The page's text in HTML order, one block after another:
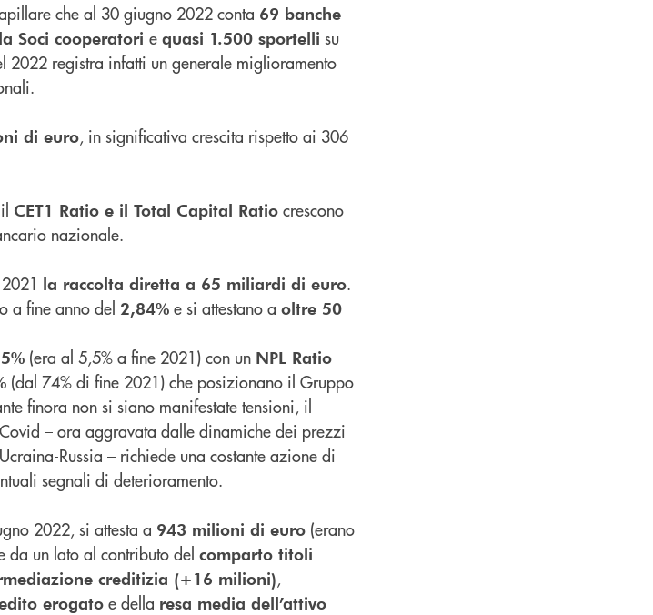
che al 30 giugno 2022 conta 69 banche
Soci cooperatori e quasi 1.500 sportelli su
registra infatti un generale miglioramento
di euro, in significativa crescita rispetto ai 306
CET1 Ratio e il Total Capital Ratio crescono
nazionale.
la raccolta diretta a 65 miliardi di euro.
a fine anno del 2,84% e si attestano a oltre 50
(era al 5,5% a fine 2021) con un NPL Ratio
(dal 74% di fine 2021) che posizionano il Gruppo
finora non si siano manifestate tensioni, il
– ora aggravata dalle dinamiche dei prezzi
Russia – richiede una costante azione di
segnali di deterioramento.
2022, si attesta a 943 milioni di euro (erano
da un lato al contributo del comparto titoli
creditizia (+16 milioni),
erogato e della resa media dell’attivo